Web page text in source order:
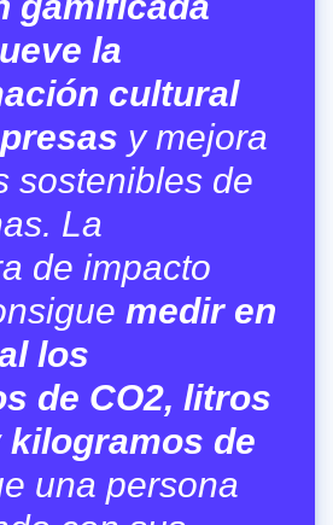
la
cultural
y mejora
sostenibles de
La
de impacto
medir en
los
de CO2, litros
kilogramos de
una persona